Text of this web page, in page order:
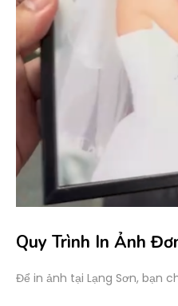
Quy Trình In Ảnh
Để in ảnh tại Lạng Sơn, bạn